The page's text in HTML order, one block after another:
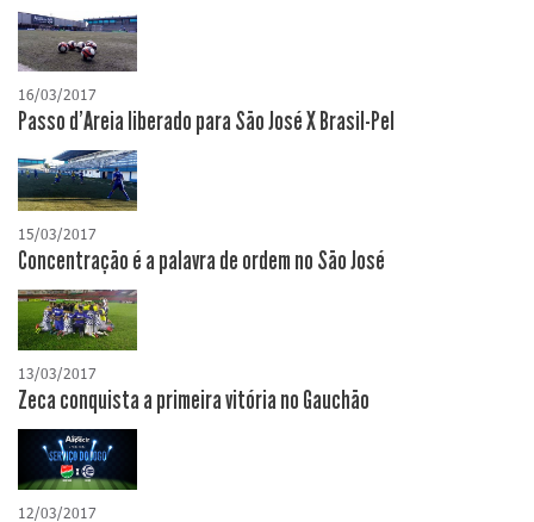
16/03/2017
Passo d'Areia liberado para São José X Brasil-Pel
15/03/2017
Concentração é a palavra de ordem no São José
13/03/2017
Zeca conquista a primeira vitória no Gauchão
12/03/2017